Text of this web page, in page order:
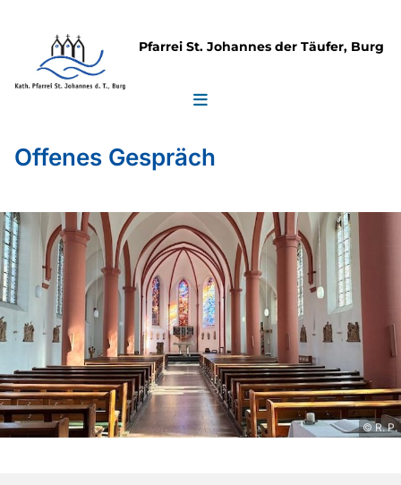
Pfarrei St. Johannes der Täufer, Burg
Offenes Gespräch
© R. P.